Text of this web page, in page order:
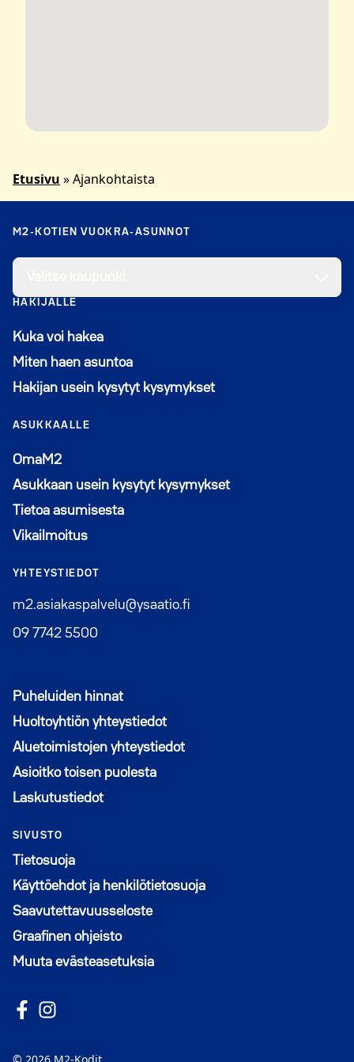
Etusivu »Ajankohtaista
M2-KOTIEN VUOKRA-ASUNNOT
HAKIJALLE
Kuka voi hakea
Miten haen asuntoa
Hakijan usein kysytyt kysymykset
ASUKKAALLE
OmaM2Avautuu uuteen ikkunaan
Asukkaan usein kysytyt kysymykset
Tietoa asumisesta
Vikailmoitus
YHTEYSTIEDOT
m2.asiakaspalvelu@ysaatio.fi
09 7742 5500
Puheluiden hinnat
Huoltoyhtiön yhteystiedot
Aluetoimistojen yhteystiedot
Asioitko toisen puolesta
Laskutustiedot
SIVUSTO
Tietosuoja
Käyttöehdot ja henkilötietosuoja
Saavutettavuusseloste
Graafinen ohjeisto
Muuta evästeasetuksia
Seuraa meitä Facebookissa
Avautuu uuteen ikkunaan
Seuraa Instagramissa
Avautuu uuteen ikkunaan